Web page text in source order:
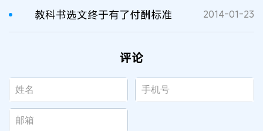
教科书选文终于有了付酬标准 2014-01-23
评论